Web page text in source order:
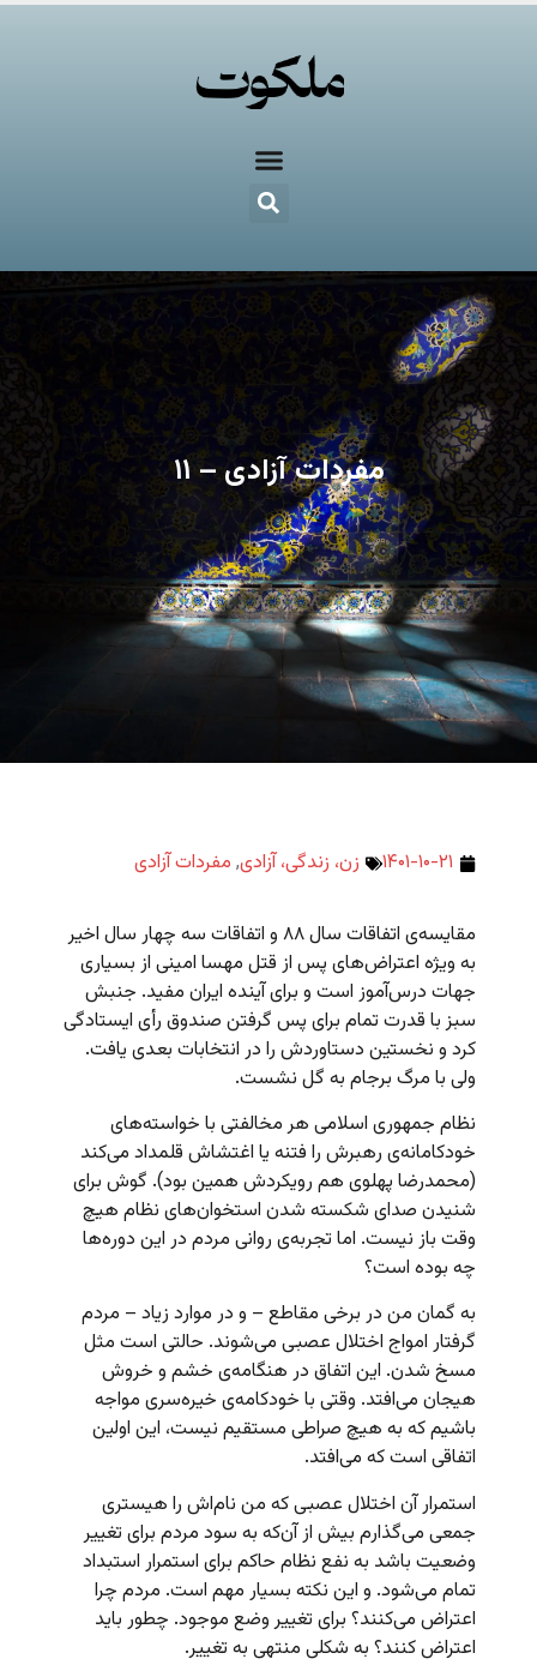
مفردات آزادی – ۱۱
۱۴۰۱-۱۰-۲۱ زن، زندگی، آزادی, مفردات آزادی
مقایسه‌ی اتفاقات سال ۸۸ و اتفاقات سه چهار سال اخیر
به ویژه اعتراض‌های پس از قتل مهسا امینی از بسیاری
جهات درس‌آموز است و برای آینده ایران مفید. جنبش
سبز با قدرت تمام برای پس گرفتن صندوق رأی ایستادگی
کرد و نخستین دستاوردش را در انتخابات بعدی یافت.
ولی با مرگ برجام به گل‌ نشست.
نظام جمهوری اسلامی هر مخالفتی با خواسته‌های
خودکامانه‌ی رهبرش را فتنه یا اغتشاش قلمداد می‌کند
(محمدرضا پهلوی هم رویکردش همین بود). گوش برای
شنیدن صدای شکسته شدن استخوان‌های نظام هیچ
وقت باز نیست. اما تجربه‌ی روانی مردم در این دوره‌ها
چه بوده است؟
به گمان من در برخی مقاطع – و در موارد زیاد – مردم
گرفتار امواج اختلال عصبی می‌شوند. حالتی است مثل
مسخ شدن. این اتفاق در هنگامه‌ی خشم و خروش
هیجان می‌افتد. وقتی با خودکامه‌ی خیره‌سری مواجه
باشیم که به هیچ صراطی مستقیم نیست، این اولین
اتفاقی است که می‌افتد.
استمرار آن اختلال عصبی که من نام‌اش را هیستری
جمعی می‌گذارم بیش از آن‌که به سود مردم برای تغییر
وضعیت باشد به نفع نظام حاکم برای استمرار استبداد
تمام می‌شود. و این نکته بسیار مهم است. مردم چرا
اعتراض می‌کنند؟ برای تغییر وضع موجود. چطور باید
اعتراض کنند؟ به شکلی منتهی به تغییر.